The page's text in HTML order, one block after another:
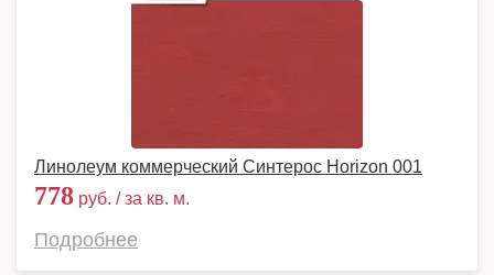
Линолеум коммерческий Синтерос Horizon 001
778 руб. / за кв. м.
Подробнее